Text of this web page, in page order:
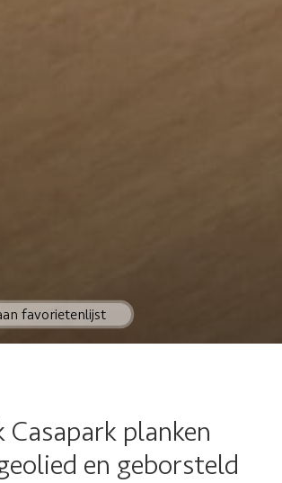
favorietenlijst
Casapark planken
en geborsteld